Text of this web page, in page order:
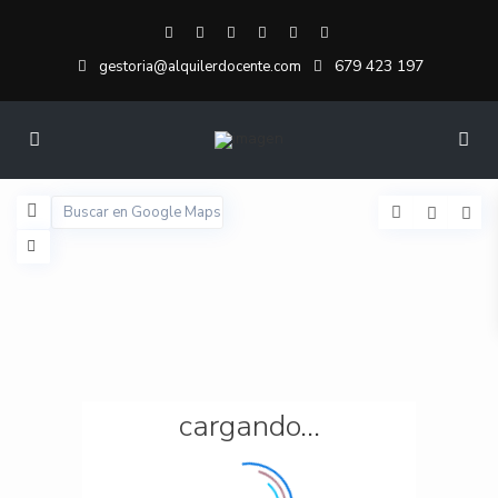
gestoria@alquilerdocente.com 679 423 197
cargando...